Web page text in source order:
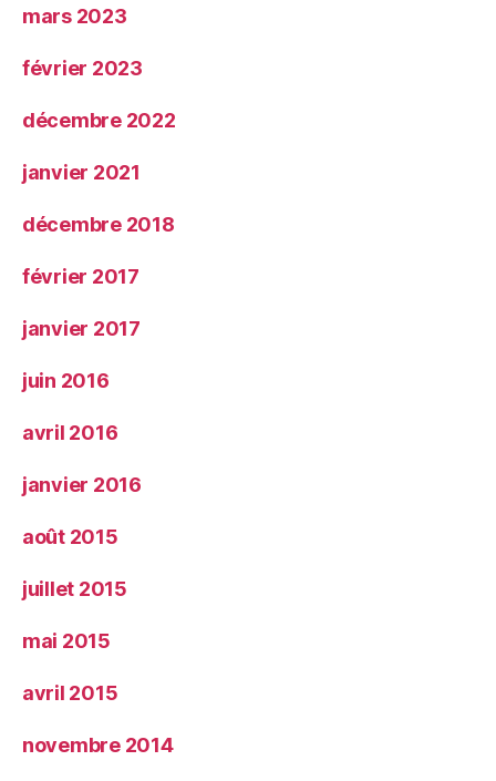
mars 2023
février 2023
décembre 2022
janvier 2021
décembre 2018
février 2017
janvier 2017
juin 2016
avril 2016
janvier 2016
août 2015
juillet 2015
mai 2015
avril 2015
novembre 2014